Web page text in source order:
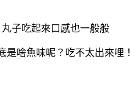
子吃起來口感也一般般
是啥魚味呢？吃不太出來哩！